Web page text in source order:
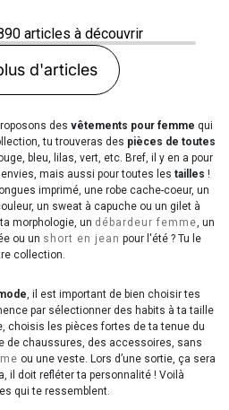
articles à découvrir
d'articles
des vêtements pour femme qui
tu trouveras des pièces de toutes
bleu, lilas, vert, etc. Bref, il y en a pour
mais aussi pour toutes les tailles !
imprimé, une robe cache-coeur, un
un sweat à capuche ou un gilet à
morphologie, un débardeur femme, un
ou un short en jean pour l'été ? Tu le
collection.
, il est important de bien choisir tes
par sélectionner des habits à ta taille
choisis les pièces fortes de ta tenue du
de chaussures, des accessoires, sans
ou une veste. Lors d’une sortie, ça sera
il doit refléter ta personnalité ! Voilà
qui te ressemblent.